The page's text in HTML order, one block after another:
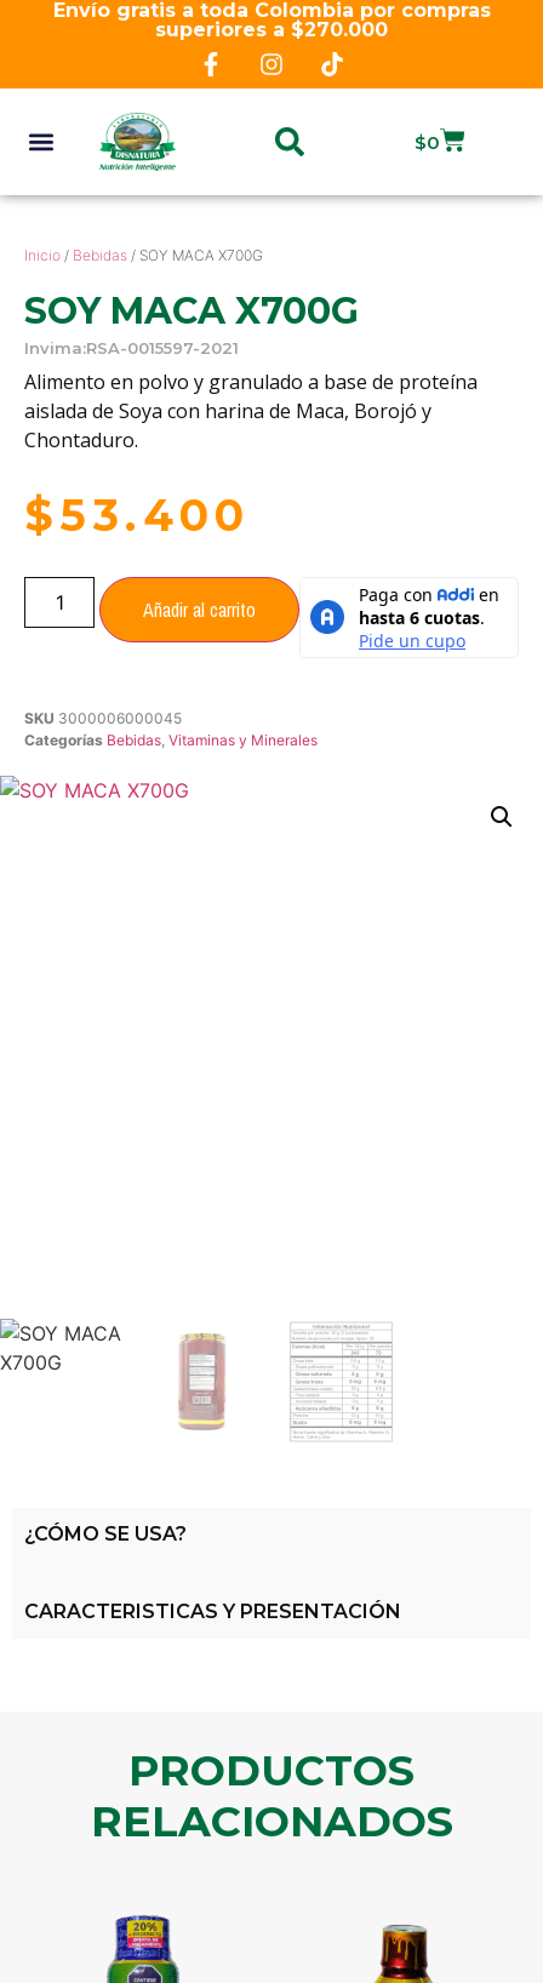
Envío gratis a toda Colombia por compras
superiores a $270.000
$0
Inicio / Bebidas / SOY MACA X700G
SOY MACA X700G
Invima:RSA-0015597-2021
Alimento en polvo y granulado a base de proteína
aislada de Soya con harina de Maca, Borojó y
Chontaduro.
$53.400
Añadir al carrito
SKU 3000006000045
Categorías Bebidas Vitaminas y Minerales
¿CÓMO SE USA?
CARACTERISTICAS Y PRESENTACIÓN
PRODUCTOS
RELACIONADOS